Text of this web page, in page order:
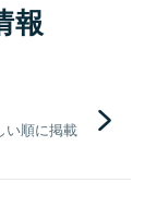
報
い順に掲載